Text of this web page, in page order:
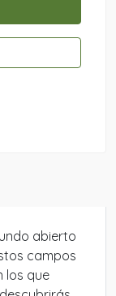
abierto
campos
los que